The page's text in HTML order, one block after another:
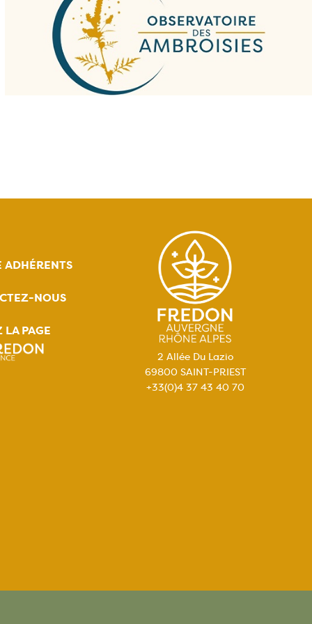
ADHÉRENTS
NOUS
LA PAGE
2 Allée Du Lazio
69800 SAINT-PRIEST
+33(0)4 37 43 40 70